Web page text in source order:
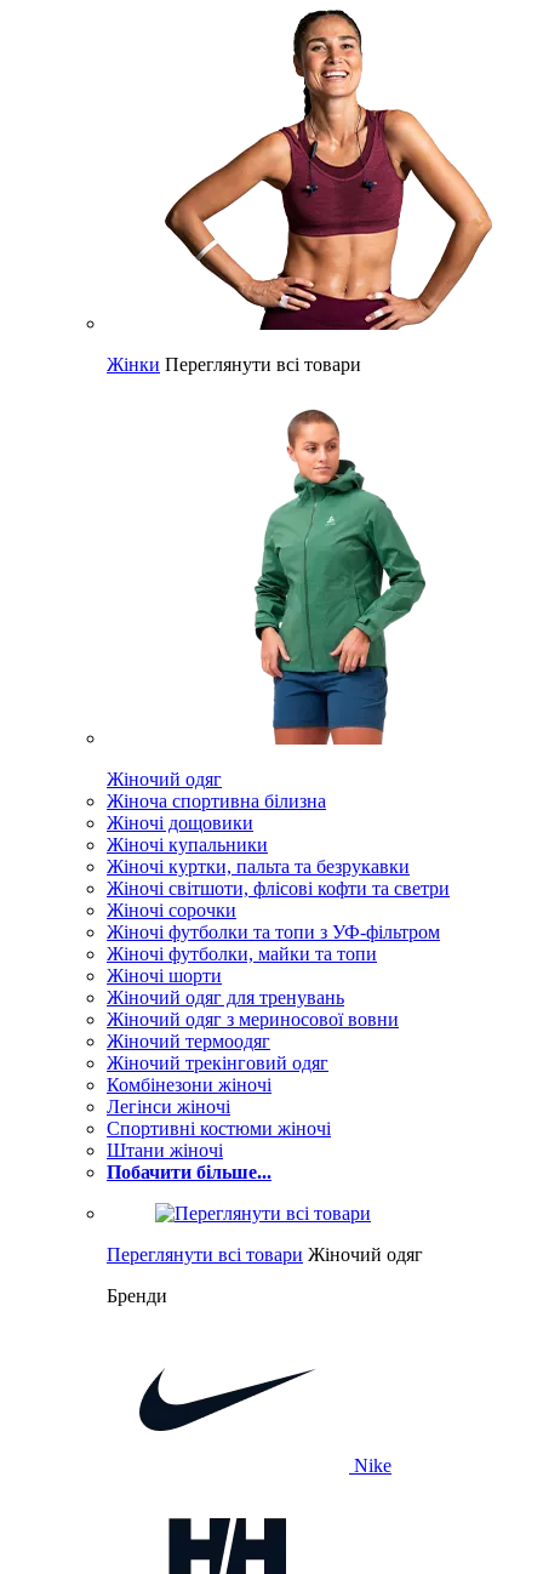
Жінки Переглянути всі товари
Жіночий одяг
Жіноча спортивна білизна
Жіночі дощовики
Жіночі купальники
Жіночі куртки, пальта та безрукавки
Жіночі світшоти, флісові кофти та светри
Жіночі сорочки
Жіночі футболки та топи з УФ-фільтром
Жіночі футболки, майки та топи
Жіночі шорти
Жіночий одяг для тренувань
Жіночий одяг з мериносової вовни
Жіночий термоодяг
Жіночий трекінговий одяг
Комбінезони жіночі
Легінси жіночі
Спортивні костюми жіночі
Штани жіночі
Побачити більше...
Переглянути всі товари Жіночий одяг
Бренди
Nike